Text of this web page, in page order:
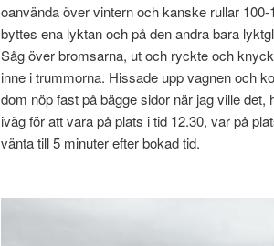
oanvända över vintern och kanske rullar
byttes ena lyktan och på den andra bara
Såg över bromsarna, ut och ryckte och
inne i trummorna. Hissade upp vagnen och
dom nöp fast på bägge sidor när jag ville
iväg för att vara på plats i tid 12.30, var på
vänta till 5 minuter efter bokad tid.